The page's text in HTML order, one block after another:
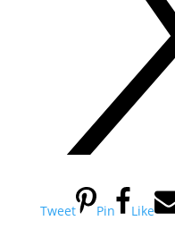
Tweet Pin Like